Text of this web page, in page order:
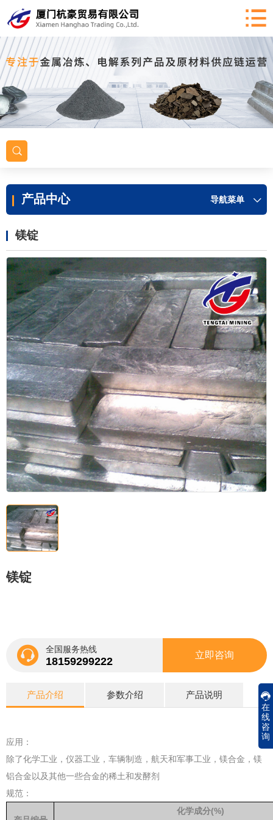
产品中心 导航菜单
镁锭
镁锭
全国服务热线
18159299222
立即咨询
产品介绍 参数介绍 产品说明
应用：
除了化学工业，仪器工业，车辆制造，航天和军事工业，镁合金，镁
铝合金以及其他一些合金的稀土和发酵剂
规范：
化学成分(%)
在
线
咨
询